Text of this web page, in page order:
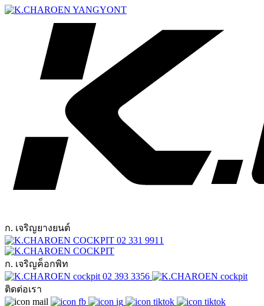
ก. เจริญยางยนต์
02 331 9911
ก. เจริญค็อกพิท
02 393 3356
ติดต่อเรา